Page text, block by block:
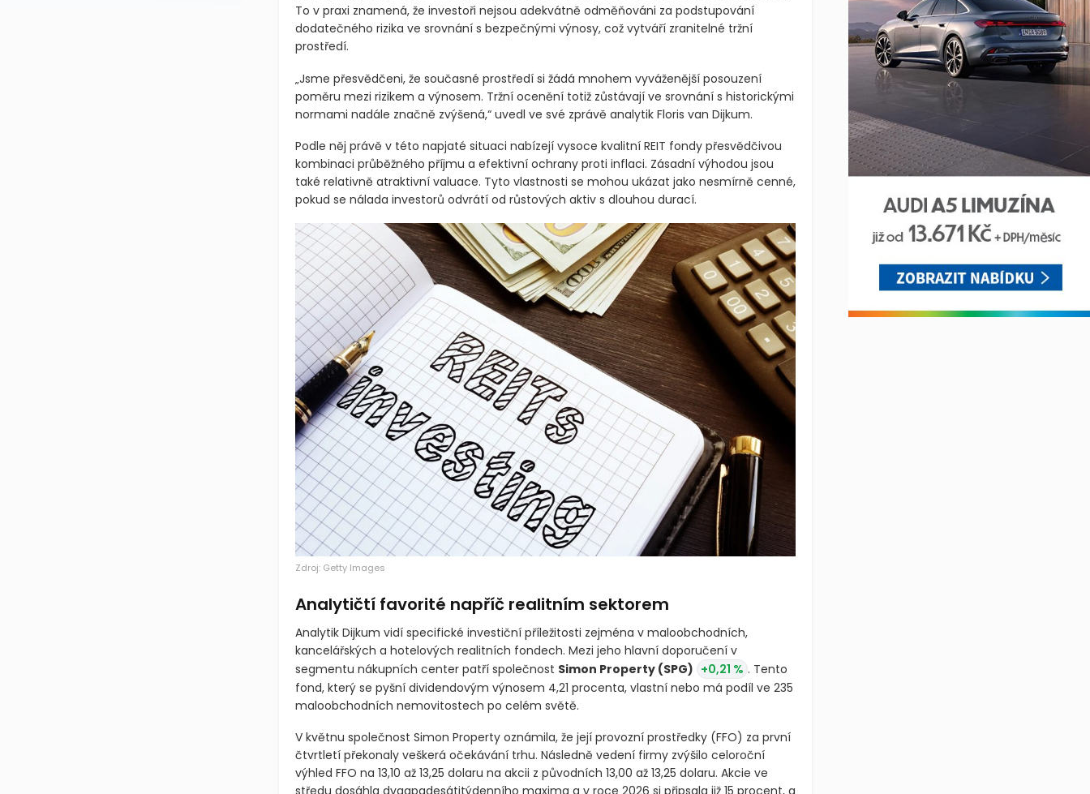
Akciová riziková prémie se navíc smrskla na úroveň, která se blíží historickým minimům.
To v praxi znamená, že investoři nejsou adekvátně odměňováni za podstupování
dodatečného rizika ve srovnání s bezpečnými výnosy, což vytváří zranitelné tržní
prostředí.
„Jsme přesvědčeni, že současné prostředí si žádá mnohem vyváženější posouzení
poměru mezi rizikem a výnosem. Tržní ocenění totiž zůstávají ve srovnání s historickými
normami nadále značně zvýšená,“ uvedl ve své zprávě analytik Floris van Dijkum.
Podle něj právě v této napjaté situaci nabízejí vysoce kvalitní REIT fondy přesvědčivou
kombinaci průběžného příjmu a efektivní ochrany proti inflaci. Zásadní výhodou jsou
také relativně atraktivní valuace. Tyto vlastnosti se mohou ukázat jako nesmírně cenné,
pokud se nálada investorů odvrátí od růstových aktiv s dlouhou durací.
Zdroj: Getty Images
Analytičtí favorité napříč realitním sektorem
Analytik Dijkum vidí specifické investiční příležitosti zejména v maloobchodních,
kancelářských a hotelových realitních fondech. Mezi jeho hlavní doporučení v
segmentu nákupních center patří společnostSimon Property +0,21 %
fond, který se pyšní dividendovým výnosem 4,21 procenta, vlastní nebo má podíl ve 235
maloobchodních nemovitostech po celém světě.
V květnu společnost Simon Property oznámila, že její provozní prostředky (FFO)za první
čtvrtletí překonaly veškerá očekávání trhu. Následně vedení firmy zvýšilo celoroční